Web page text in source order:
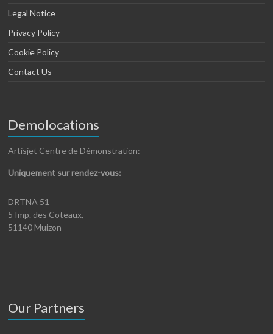
Legal Notice
Privacy Policy
Cookie Policy
Contact Us
Demolocations
Artisjet Centre de Démonstration:
Uniquement sur rendez-vous:
DRTNA 51
5 Imp. des Coteaux,
51140 Muizon
Our Partners